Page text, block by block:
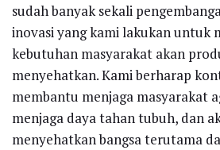
sudah banyak sekali
inovasi yang kami lakukan untuk
kebutuhan masyarakat akan
menyehatkan. Kami berharap
membantu menjaga masyarakat
menjaga daya tahan tubuh, dan
menyehatkan bangsa terutama